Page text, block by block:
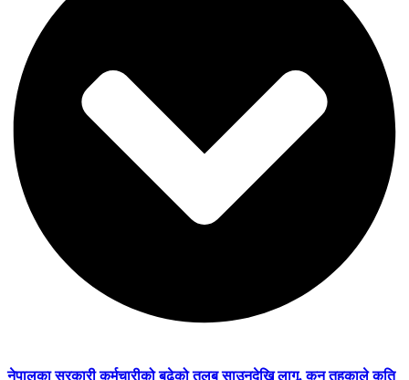
नेपालका सरकारी कर्मचारीको बढेको तलब साउनदेखि लागू, कुन तहकाले कति